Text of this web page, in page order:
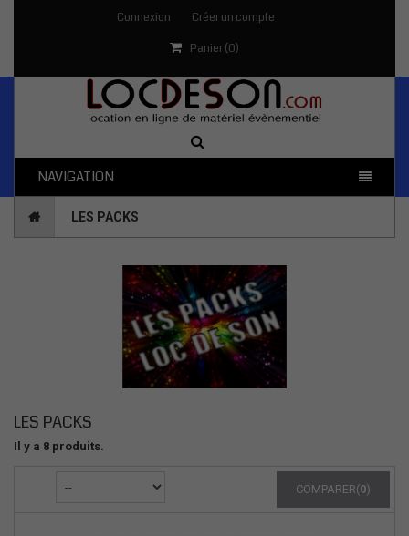
Connexion
Créer un compte
Panier (0)
NAVIGATION
LES PACKS
LES PACKS
Il y a 8 produits.
COMPARER(0)